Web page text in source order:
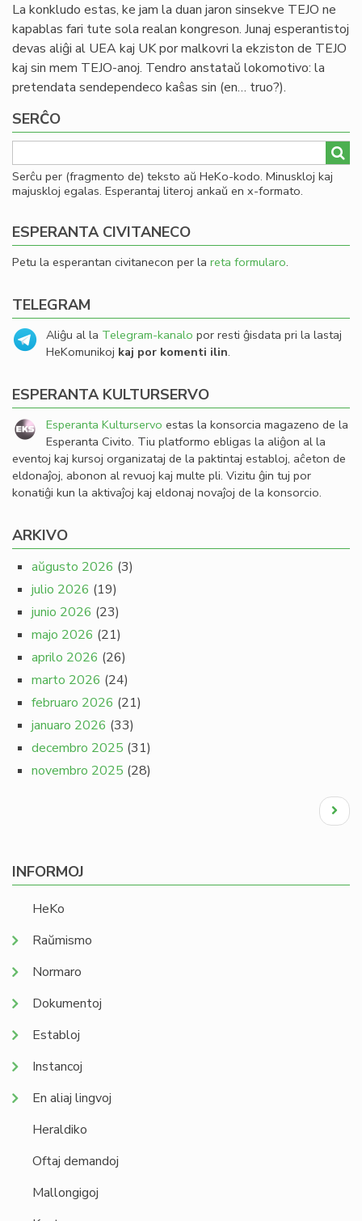
La konkludo estas, ke jam la duan jaron sinsekve TEJO ne
kapablas fari tute sola realan kongreson. Junaj esperantistoj
devas aliĝi al UEA kaj UK por malkovri la ekziston de TEJO
kaj sin mem TEJO-anoj. Tendro anstataŭ lokomotivo: la
pretendata sendependeco kaŝas sin (en… truo?).
SERĈO
Serĉu per (fragmento de) teksto aŭ HeKo-kodo. Minuskloj kaj
majuskloj egalas. Esperantaj literoj ankaŭ en x-formato.
ESPERANTA CIVITANECO
Petu la esperantan civitanecon per la reta formularo.
TELEGRAM
Aliĝu al la Telegram-kanalo por resti ĝisdata pri la lastaj
HeKomunikoj kaj por komenti ilin.
ESPERANTA KULTURSERVO
Esperanta Kulturservo estas la konsorcia magazeno de la
Esperanta Civito. Tiu platformo ebligas la aliĝon al la
eventoj kaj kursoj organizataj de la paktintaj establoj, aĉeton de
eldonaĵoj, abonon al revuoj kaj multe pli. Vizitu ĝin tuj por
konatiĝi kun la aktivaĵoj kaj eldonaj novaĵoj de la konsorcio.
ARKIVO
aŭgusto 2026 (3)
julio 2026 (19)
junio 2026 (23)
majo 2026 (21)
aprilo 2026 (26)
marto 2026 (24)
februaro 2026 (21)
januaro 2026 (33)
decembro 2025 (31)
novembro 2025 (28)
Next
page
INFORMOJ
HeKo
Raŭmismo
Normaro
Dokumentoj
Establoj
Instancoj
En aliaj lingvoj
Heraldiko
Oftaj demandoj
Mallongigoj